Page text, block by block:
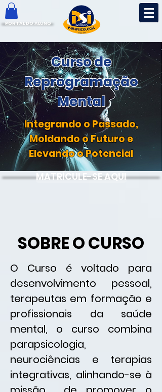
PORTAL DO ALUNO
Curso de
Reprogramação
Mental
Integrando o Passado,
Moldando o Futuro e
Elevando o Potencial
MATRÍCULE-SE AQUI
SOBRE O CURSO
O Curso é voltado para
desenvolvimento pessoal,
terapeutas em formação e
profissionais da saúde
mental, o curso combina
parapsicologia,
neurociências e terapias
integrativas, alinhando-se à